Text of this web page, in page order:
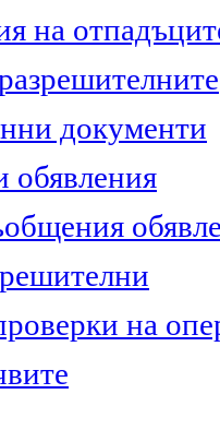
на
документи
на